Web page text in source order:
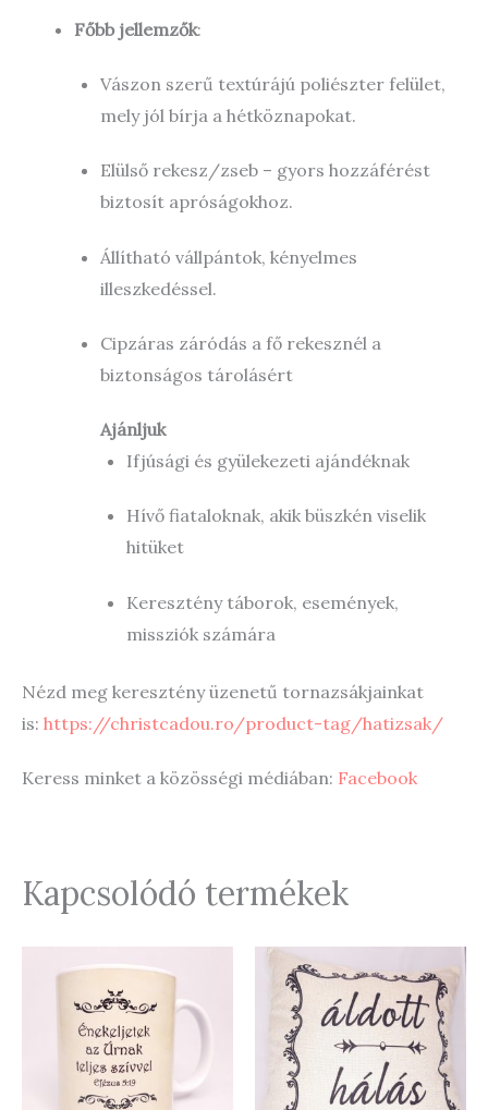
Főbb jellemzők:
Vászon szerű textúrájú poliészter felület,
mely jól bírja a hétköznapokat.
Elülső rekesz/zseb – gyors hozzáférést
biztosít apróságokhoz.
Állítható vállpántok, kényelmes
illeszkedéssel.
Cipzáras záródás a fő rekesznél a
biztonságos tárolásért
Ajánljuk
Ifjúsági és gyülekezeti ajándéknak
Hívő fiataloknak, akik büszkén viselik
hitüket
Keresztény táborok, események,
missziók számára
Nézd meg keresztény üzenetű tornazsákjainkat
is: https://christcadou.ro/product-tag/hatizsak/
Keress minket a közösségi médiában: Facebook
Kapcsolódó termékek